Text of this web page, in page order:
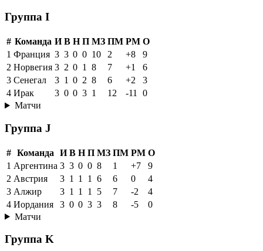
Группа I
# Команда И В Н П МЗ ПМ РМ О
1 Франция 3 3 0 0 10 2 +8
9
2 Норвегия 3 2 0 1 8 7 +1
6
3 Сенегал 3 1 0 2 8 6 +2
3
4 Ирак 3 0 0 3 1 12 -11
0
Матчи
Группа J
# Команда И В Н П МЗ ПМ РМ О
1 Аргентина 3 3 0 0 8 1 +7
9
2 Австрия 3 1 1 1 6 6 0
4
3 Алжир 3 1 1 1 5 7 -2
4
4 Иордания 3 0 0 3 3 8 -5
0
Матчи
Группа K